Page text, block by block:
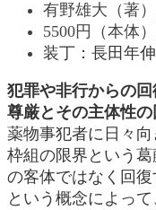
有野雄大（著）
5500円（本体
装丁：長田年伸
犯罪や非行からの
尊厳とその主体性
薬物事犯者に日々
枠組の限界という
の客体ではなく回復
という概念によっ